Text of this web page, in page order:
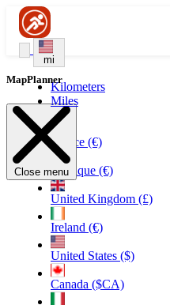
mi
Kilometers
Miles
France (€)
Belgique (€)
United Kingdom (£)
Ireland (€)
United States ($)
Canada ($CA)
MapPlanner
Close menu